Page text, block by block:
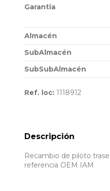
Garantia
Almacén
SubAlmacén
SubSubAlmacén
Ref. loc: 1118912
Descripción
Recambio de piloto
referencia OEM IAM